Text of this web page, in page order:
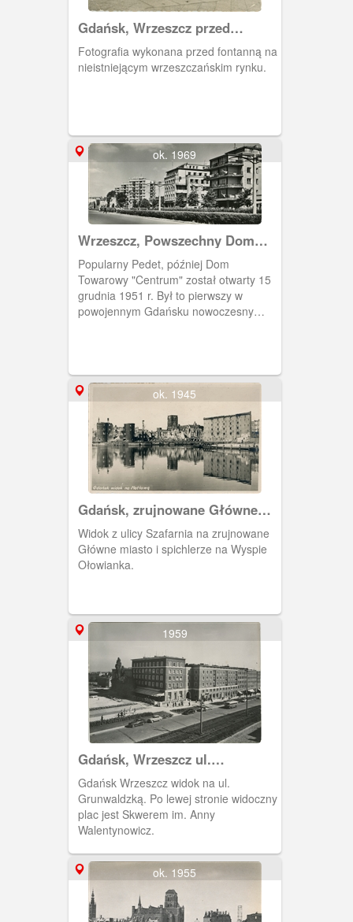
Gdańsk, Wrzeszcz przed
fontanną
Fotografia wykonana przed fontanną na
nieistniejącym wrzeszczańskim rynku.
ok. 1969
Wrzeszcz, Powszechny Dom
Towarowy "Neptun"
Popularny Pedet, później Dom
Towarowy "Centrum" został otwarty 15
grudnia 1951 r. Był to pierwszy w
powojennym Gdańsku nowoczesny
miejscu powstał biurowiec "Neptun".
Obok Pedetu stoi budynek, w którym
działał klub "Ster", a w 1980 r. został
siedzibą NSZZ "Solidarność".
ok. 1945
Gdańsk, zrujnowane Główne
Miasto
Widok z ulicy Szafarnia na zrujnowane
Główne miasto i spichlerze na Wyspie
Ołowianka.
1959
Gdańsk, Wrzeszcz ul.
Grunwaldzka
Gdańsk Wrzeszcz widok na ul.
Grunwaldzką. Po lewej stronie widoczny
plac jest Skwerem im. Anny
Walentynowicz.
ok. 1955